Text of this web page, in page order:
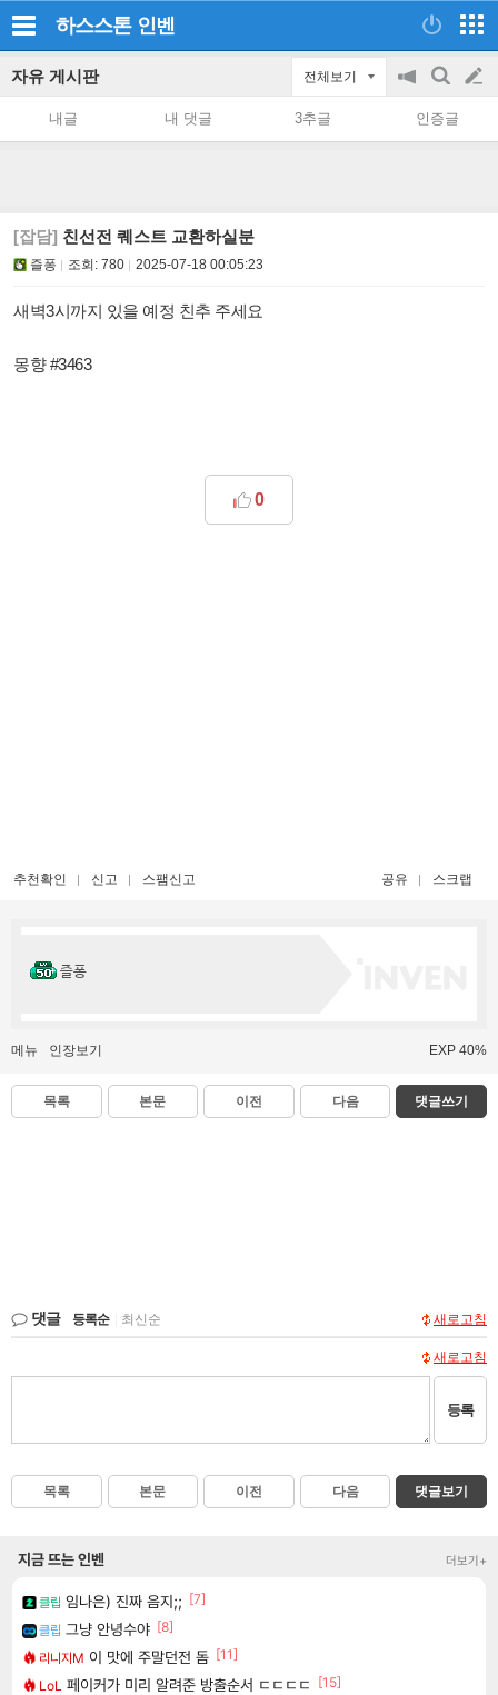
하스스톤 인벤
자유 게시판 전체보기
공
on/off
검
색
글
쓰
내글 내 댓글 3추글 인증글
[잡담] 친선전 퀘스트 교환하실분
즐퐁 조회: 780 2025-07-18 00:05:23
새벽3시까지 있을 예정 친추 주세요
몽향 #3463
0
추천확인 신고 스팸신고 공유 스크랩
즐퐁
메뉴 인장보기 EXP 40%
목록 본문 이전 다음 댓글쓰기
댓글 등록순 최신순 새로고침
새로고침
등록
목록 본문 이전 다음 댓글보기
지금 뜨는 인벤 더보기+
클립 임나은) 진짜 음지;; [7]
클립 그냥 안녕수야 [8]
리니지M 이 맛에 주말던전 돔 [11]
LoL 페이커가 미리 알려준 방출순서 ㄷㄷㄷㄷ
[15]